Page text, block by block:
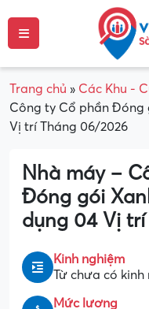
Trang chủ » Các Khu -
Công ty Cổ phần Đóng
Vị trí Tháng 06/2026
Nhà máy –
Đóng gói
dụng 04 Vị
Kinh nghiệm
Từ chưa có kinh
Mức lương